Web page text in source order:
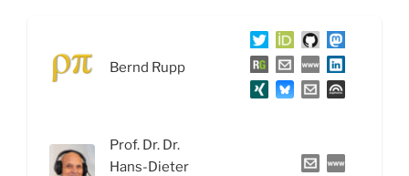
Wirkstoffen:
Metabolisierung“
Bernd Rupp
Prof. Dr. Dr.
Hans-Dieter